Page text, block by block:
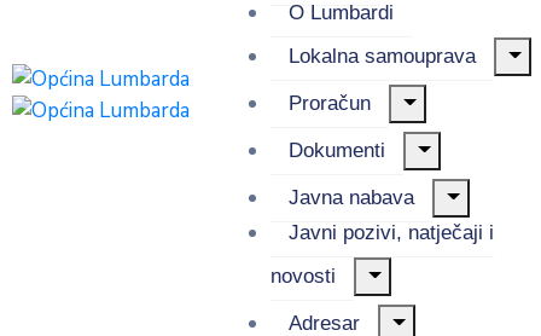
O Lumbardi
Lokalna samouprava
Proračun
Dokumenti
Javna nabava
Javni pozivi, natječaji i
novosti
Adresar